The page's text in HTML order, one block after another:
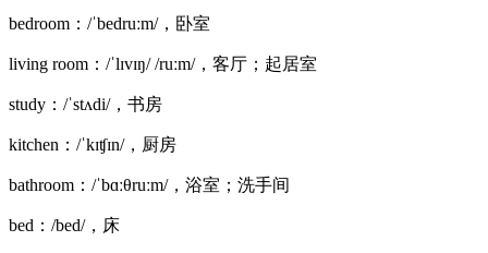
bedroom：/ˈbedruːm/，卧室
living room：/ˈlɪvɪŋ/ /ruːm/，客厅；起居室
study：/ˈstʌdi/，书房
kitchen：/ˈkɪʧɪn/，厨房
bathroom：/ˈbɑːθruːm/，浴室；洗手间
bed：/bed/，床